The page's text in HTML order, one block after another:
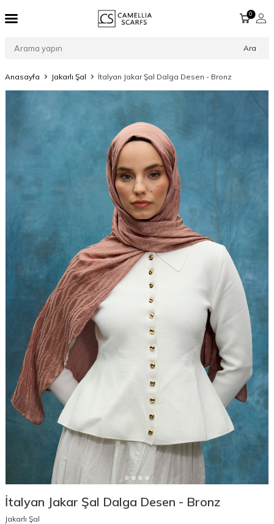
Ara
0
Anasayfa Jakarlı Şal İtalyan Jakar Şal Dalga Desen - Bronz
İtalyan Jakar Şal Dalga Desen - Bronz
Jakarlı Şal